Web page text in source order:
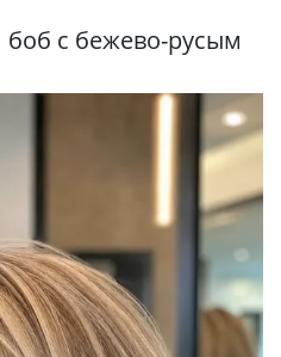
с бежево-русым